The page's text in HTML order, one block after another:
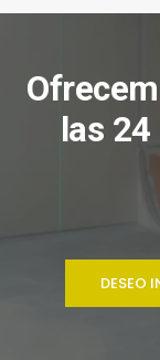
las
DESEO